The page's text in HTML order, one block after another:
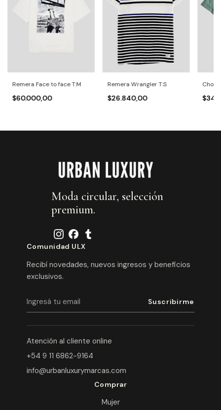
Remera Face to face T:M
$60.000,00
Remera Wrangler T:S
$26.840,00
Moda circular, selección
premium.
Comprar
Mujer
Comunidad ULX
Recibí novedades, nuevos ingresos y beneficios
exclusivos.
Atención al cliente online
+54 9 11 6862-9164
info@urbanluxurymarcas.com